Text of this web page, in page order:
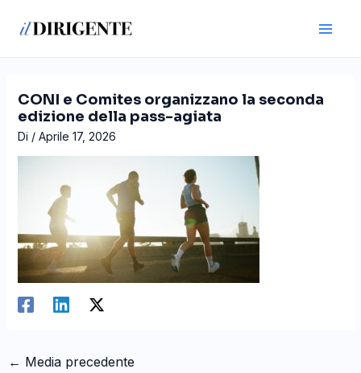
CONI e Comites organizzano la seconda
edizione della pass-agiata
Di / Aprile 17, 2026
articoli
← Media precedente